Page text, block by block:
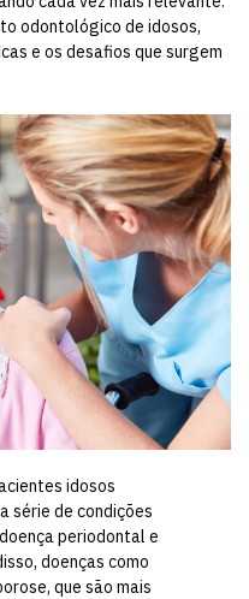
odontológico de idosos,
e os desafios que surgem
idosos
série de condições
periodontal e
doenças como
que são mais